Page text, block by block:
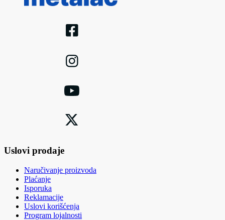
Uslovi prodaje
Naručivanje proizvoda
Plaćanje
Isporuka
Reklamacije
Uslovi korišćenja
Program lojalnosti